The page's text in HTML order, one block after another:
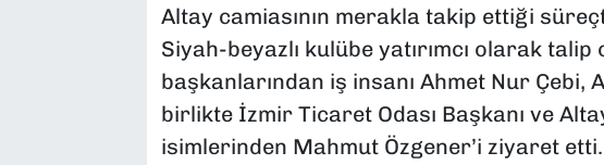
Altay camiasının merakla takip ettiği
Siyah-beyazlı kulübe yatırımcı olarak talip
başkanlarından iş insanı Ahmet Nur Çebi,
birlikte İzmir Ticaret Odası Başkanı ve
isimlerinden Mahmut Özgener’i ziyaret